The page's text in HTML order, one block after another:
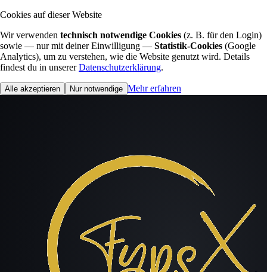
Cookies auf dieser Website
Wir verwenden technisch notwendige Cookies (z. B. für den Login)
sowie — nur mit deiner Einwilligung — Statistik-Cookies (Google
Analytics), um zu verstehen, wie die Website genutzt wird. Details
findest du in unserer Datenschutzerklärung.
Alle akzeptieren Nur notwendige Mehr erfahren